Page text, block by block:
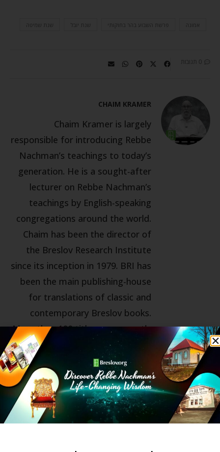
אמונה פרשת השבוע בהר בחוקותי שנת יובל שנת שמיטה
0 תגובות
CHAIM KRAMER
Chaim Kramer is largely
responsible for introducing Rebbe
Nachman’s teachings to today’s
generation. He is a sought-after
lecturer on Rebbe Nachman’s
teachings by English-speaking
congregations around the world.
Chaim has been the director of
the Breslov Research Institute
since its inception in 1979. BRI has
been the main publishing-house
for translations of classic and
contemporary Breslov books.
More than 100 titles are currently
in print, in English, Hebrew,
Russian, Spanish, French, and
even Korean. Chaim himself, is the
author of “Through Fire and
Water”, “Crossing the Narrow
Bridge”, “Anatomy of the Soul”,